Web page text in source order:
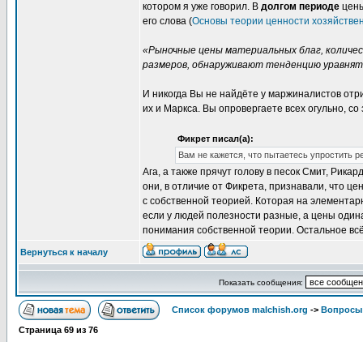
котором я уже говорил. В долгом периоде
его слова (Основы теории ценности
«Рыночные цены материальных благ,
размеров, обнаруживают тенденцию
И никогда Вы не найдёте у маржиналистов
их и Маркса. Вы опровергаете всех огульно,
Фикрет писал(а):
Вам не кажется, что пытаетесь упростить
Ага, а также прячут голову в песок Смит,
они, в отличие от Фикрета, признавали, что
с собственной теорией. Которая на
если у людей полезности разные, а цены
понимания собственной теории. Остальное
Вернуться к началу
Показать сообщения:
Список форумов malchish.org -> Вопросы
Страница 69 из 76